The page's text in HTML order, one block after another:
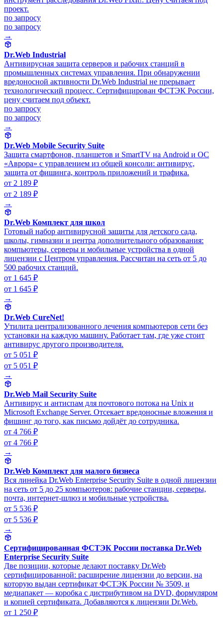
проект.
по запросу
по запросу
→
Dr.Web Industrial
Антивирусная защита серверов и рабочих станций в
промышленных системах управления. При обнаружении
вредоносной активности Dr.Web Industrial не прерывает
технологический процесс. Сертифицирован ФСТЭК России,
цену считаем под объект.
по запросу
по запросу
→
Dr.Web Mobile Security Suite
Защита смартфонов, планшетов и SmartTV на Android и ОС
«Аврора» с управлением из общей консоли: антивирус,
защита от фишинга, контроль приложений и трафика.
от 2 189 ₽
от 2 189 ₽
→
Dr.Web Комплект для школ
Готовый набор антивирусной защиты для детского сада,
школы, гимназии и центра дополнительного образования:
компьютеры, серверы и мобильные устройства в одной
лицензии с Центром управления. Рассчитан на сеть от 5 до
500 рабочих станций.
от 1 645 ₽
от 1 645 ₽
→
Dr.Web CureNet!
Утилита централизованного лечения компьютеров сети без
установки на каждую машину. Работает там, где уже стоит
антивирус другого производителя.
от 5 051 ₽
от 5 051 ₽
→
Dr.Web Mail Security Suite
Антивирус и антиспам для почтового потока на Unix и
Microsoft Exchange Server. Отсекает вредоносные вложения и
фишинг до того, как письмо дойдёт до сотрудника.
от 4 766 ₽
от 4 766 ₽
→
Dr.Web Комплект для малого бизнеса
Вся линейка Dr.Web Enterprise Security Suite в одной лицензии
на сеть от 5 до 25 компьютеров: рабочие станции, серверы,
почта, интернет-шлюз и мобильные устройства.
от 5 536 ₽
от 5 536 ₽
→
Сертифицированная ФСТЭК России поставка Dr.Web
Enterprise Security Suite
Две позиции, которые делают поставку Dr.Web
сертифицированной: расширение лицензии до версии, на
которую выдан сертификат ФСТЭК России № 3509, и
медиапакет — коробка с дистрибутивом на DVD, формуляром
и копией сертификата. Добавляются к лицензии Dr.Web.
от 1 250 ₽